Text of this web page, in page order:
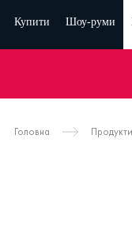
Купити Шоу-руми
Головна Продукти